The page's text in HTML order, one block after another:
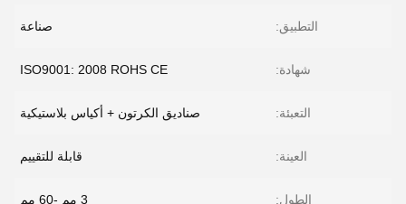
التطبيق: صناعة
شهادة: ISO9001: 2008 ROHS CE
التعبئة: صناديق الكرتون + أكياس بلاستيكية
العينة: قابلة للتقييم
الطول: 3 مم -60 مم